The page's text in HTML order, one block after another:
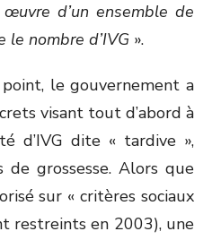
d’un ensemble de
le nombre d’IVG ».
le gouvernement a
visant tout d’abord à
d’IVG dite « tardive »,
de grossesse. Alors que
sur « critères sociaux
restreints en 2003), une